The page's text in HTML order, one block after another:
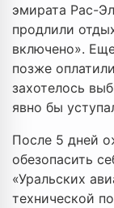
эмирата Рас-
продлили
включено».
позже
захотелось
явно бы
После 5 дней
обезопасить
«Уральских
технической